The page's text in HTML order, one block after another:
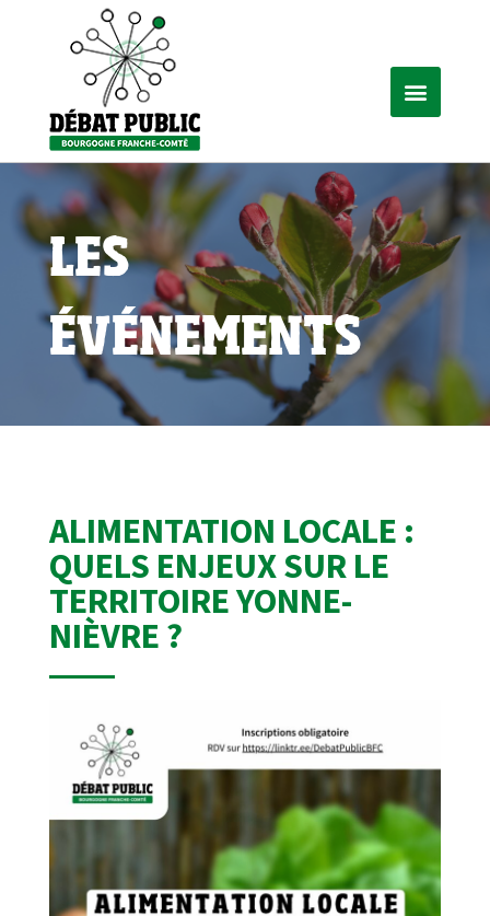
LES
ÉVÉNEMENTS
ALIMENTATION LOCALE :
QUELS ENJEUX SUR LE
TERRITOIRE YONNE-
NIÈVRE ?